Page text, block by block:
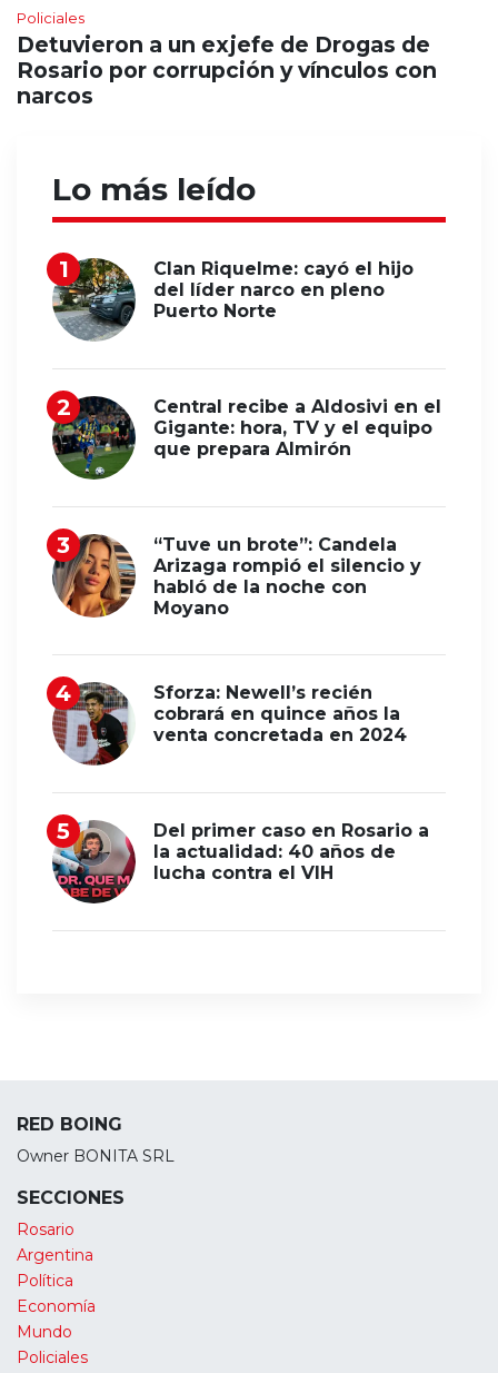
Policiales
Detuvieron a un exjefe de Drogas de
Rosario por corrupción y vínculos con
narcos
Lo más leído
Clan Riquelme: cayó el hijo
del líder narco en pleno
Puerto Norte
Central recibe a Aldosivi en el
Gigante: hora, TV y el equipo
que prepara Almirón
“Tuve un brote”: Candela
Arizaga rompió el silencio y
habló de la noche con
Moyano
Sforza: Newell’s recién
cobrará en quince años la
venta concretada en 2024
Del primer caso en Rosario a
la actualidad: 40 años de
lucha contra el VIH
RED BOING
Owner BONITA SRL
SECCIONES
Rosario
Argentina
Política
Economía
Mundo
Policiales